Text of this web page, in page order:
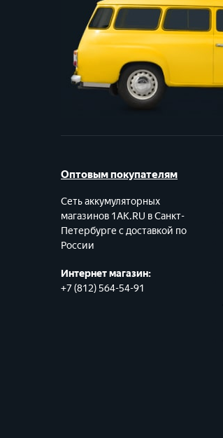
Оптовым покупателям
Сеть аккумуляторных
магазинов 1AK.RU в Санкт-
Петербурге с доставкой по
России
Интернет магазин:
+7 (812) 564-54-91